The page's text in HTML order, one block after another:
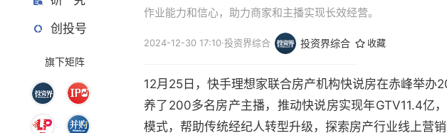
创投号
旗下矩阵
作业能力和信心，助力商家和主播实现长效经营。
2024-12-30 17:10·投资界综合 投资界综合 收藏
12月25日，快手理想家联合房产机构快说房在赤峰举
养了200多名房产主播，推动快说房实现年GTV11.4亿
模式，帮助传统经纪人转型升级，探索房产行业线上营销